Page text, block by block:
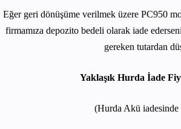
Eğer geri dönüşüme verilmek üzere PC950
firmamıza depozito bedeli olarak iade
gereken tutardan
Yaklaşık Hurda İade
(Hurda Akü